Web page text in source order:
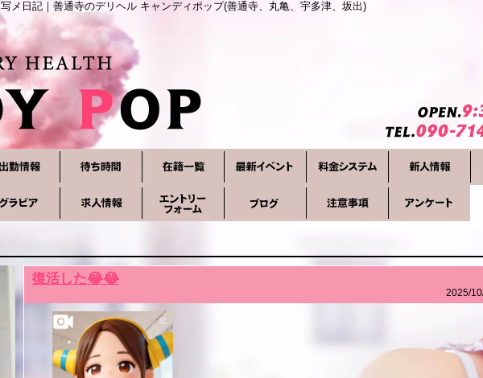
写メ日記｜善通寺のデリヘル キャンディポップ(善通寺、丸亀、宇多津、坂出)
復活した😂😂
2025/